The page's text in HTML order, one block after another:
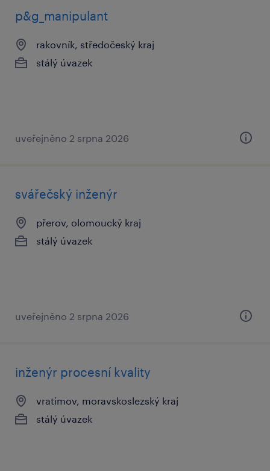
p&g_manipulant
rakovník, středočeský kraj
stálý úvazek
uveřejněno 2 srpna 2026
svářečský inženýr
přerov, olomoucký kraj
stálý úvazek
uveřejněno 2 srpna 2026
inženýr procesní kvality
vratimov, moravskoslezský kraj
stálý úvazek